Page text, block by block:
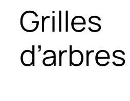
Grilles
d’arbres